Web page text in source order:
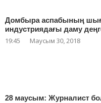
Домбыра аспабының
индустриядағы даму
19:45 Маусым 30, 2018
28 маусым: Журналист